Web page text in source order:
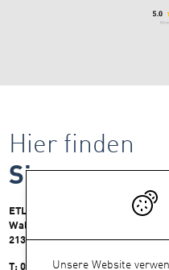
Hier finden
Sie uns.
ETL Bittrich & Kollegen GmbH
Wallstr. 42-45
21335 Lüneburg
T: 04131 75 99 00Unsere Website